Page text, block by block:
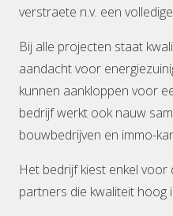
verstraete n.v. een
Bij alle projecten staat
aandacht voor
kunnen aankloppen voor
bedrijf werkt ook nauw
bouwbedrijven en immo-
Het bedrijf kiest enkel
partners die kwaliteit hoog